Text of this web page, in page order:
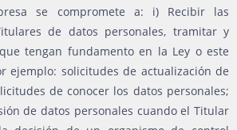
se compromete a: i) Recibir las
de datos personales, tramitar y
tengan fundamento en la Ley o este
ejemplo: solicitudes de actualización de
de conocer los datos personales;
de datos personales cuando el Titular